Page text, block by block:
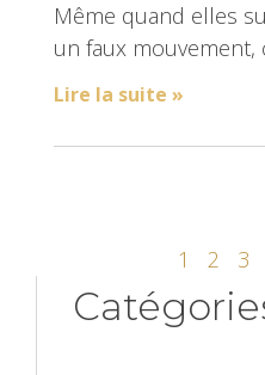
Même quand elles
un faux mouvement,
Lire la suite »
1 2 3